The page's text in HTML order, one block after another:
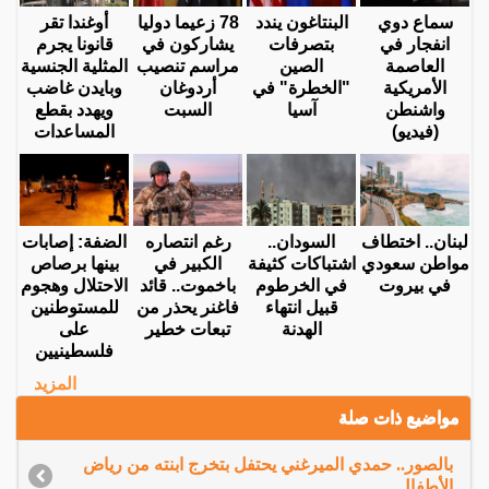
سماع دوي
انفجار في
العاصمة
الأمريكية
واشنطن
(فيديو)
البنتاغون يندد
بتصرفات
الصين
"الخطرة" في
آسيا
78 زعيما دوليا
يشاركون في
مراسم تنصيب
أردوغان
السبت
أوغندا تقر
قانونا يجرم
المثلية الجنسية
وبايدن غاضب
ويهدد بقطع
المساعدات
لبنان.. اختطاف
مواطن سعودي
في بيروت
السودان..
اشتباكات كثيفة
في الخرطوم
قبيل انتهاء
الهدنة
رغم انتصاره
الكبير في
باخموت.. قائد
فاغنر يحذر من
تبعات خطير
الضفة: إصابات
بينها برصاص
الاحتلال وهجوم
للمستوطنين
على
فلسطينيين
المزيد
مواضيع ذات صلة
بالصور.. حمدي الميرغني يحتفل بتخرج ابنته من رياض